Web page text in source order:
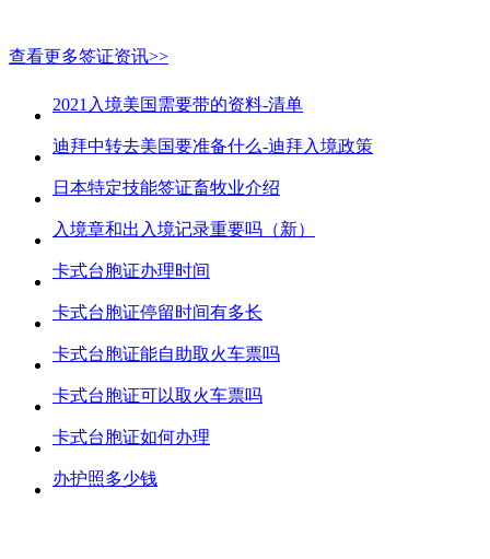
查看更多签证资讯>>
2021入境美国需要带的资料-清单
迪拜中转去美国要准备什么-迪拜入境政策
日本特定技能签证畜牧业介绍
入境章和出入境记录重要吗（新）
卡式台胞证办理时间
卡式台胞证停留时间有多长
卡式台胞证能自助取火车票吗
卡式台胞证可以取火车票吗
卡式台胞证如何办理
办护照多少钱